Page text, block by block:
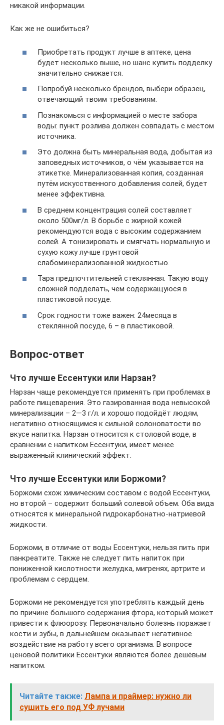
никакой информации.
Как же не ошибиться?
Приобретать продукт лучше в аптеке, цена
будет несколько выше, но шанс купить подделку
значительно снижается.
Попробуй несколько брендов, выбери образец,
отвечающий твоим требованиям.
Познакомься с информацией о месте забора
воды: пункт розлива должен совпадать с местом
источника.
Это должна быть минеральная вода, добытая из
заповедных источников, о чём указывается на
этикетке. Минерализованная копия, созданная
путём искусственного добавления солей, будет
менее эффективна.
В среднем концентрация солей составляет
около 500мг/л. В борьбе с жирной кожей
рекомендуются вода с высоким содержанием
солей. А тонизировать и смягчать нормальную и
сухую кожу лучше грунтовой
слабоминерализованной жидкостью.
Тара предпочтительней стеклянная. Такую воду
сложней подделать, чем содержащуюся в
пластиковой посуде.
Срок годности тоже важен: 24месяца в
стеклянной посуде, 6 – в пластиковой.
Вопрос-ответ
Что лучше Ессентуки или Нарзан?
Нарзан чаще рекомендуется применять при проблемах в
работе пищеварения. Это газированная вода невысокой
минерализации – 2—3 г/л. и хорошо подойдёт людям,
негативно относящимся к сильной солоноватости во
вкусе напитка. Нарзан относится к столовой воде, в
сравнении с напитком Ессентуки, имеет менее
выраженный клинический эффект.
Что лучше Ессентуки или Боржоми?
Боржоми схож химическим составом с водой Ессентуки,
но второй – содержит больший солевой объем. Оба вида
относятся к минеральной гидрокарбонатно-натриевой
жидкости.
Боржоми, в отличие от воды Ессентуки, нельзя пить при
панкреатите. Также не следует пить напиток при
пониженной кислотности желудка, мигренях, артрите и
проблемам с сердцем.
Боржоми не рекомендуется употреблять каждый день
по причине большого содержания фтора, который может
привести к флюорозу. Первоначально болезнь поражает
кости и зубы, в дальнейшем оказывает негативное
воздействие на работу всего организма. В вопросе
ценовой политики Ессентуки являются более дешёвым
напитком.
Читайте также: Лампа и праймер: нужно ли
сушить его под УФ лучами